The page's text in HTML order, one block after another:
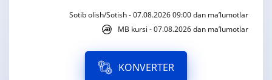
Sotib olish/Sotish - 07.08.2026 09:00 dan ma’lumotlar
MB kursi - 07.08.2026 dan ma’lumotlar
KONVERTER